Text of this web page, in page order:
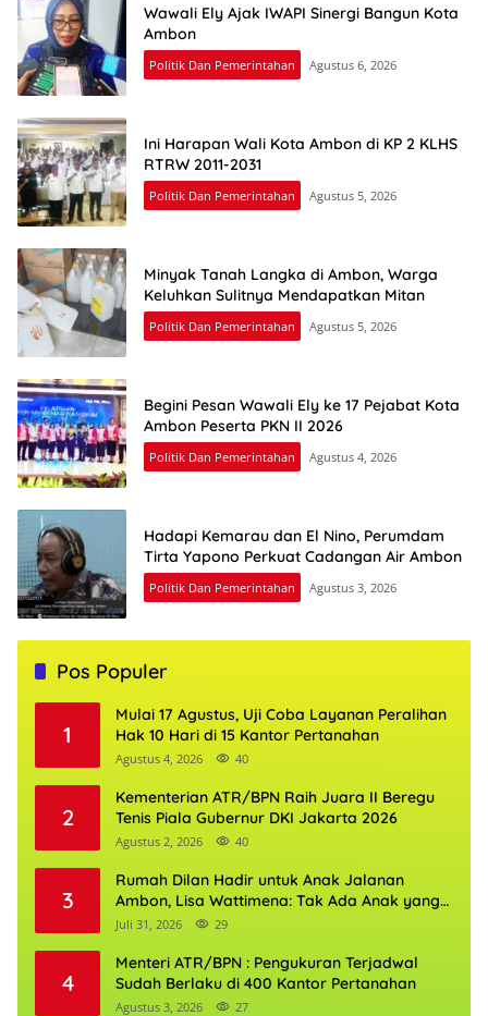
Wawali Ely Ajak IWAPI Sinergi Bangun Kota
Ambon
Politik Dan Pemerintahan Agustus 6, 2026
Ini Harapan Wali Kota Ambon di KP 2 KLHS
RTRW 2011-2031
Politik Dan Pemerintahan Agustus 5, 2026
Minyak Tanah Langka di Ambon, Warga
Keluhkan Sulitnya Mendapatkan Mitan
Politik Dan Pemerintahan Agustus 5, 2026
Begini Pesan Wawali Ely ke 17 Pejabat Kota
Ambon Peserta PKN II 2026
Politik Dan Pemerintahan Agustus 4, 2026
Hadapi Kemarau dan El Nino, Perumdam
Tirta Yapono Perkuat Cadangan Air Ambon
Politik Dan Pemerintahan Agustus 3, 2026
Pos Populer
1
Mulai 17 Agustus, Uji Coba Layanan Peralihan
Hak 10 Hari di 15 Kantor Pertanahan
Agustus 4, 2026 40
2
Kementerian ATR/BPN Raih Juara II Beregu
Tenis Piala Gubernur DKI Jakarta 2026
Agustus 2, 2026 40
3
Rumah Dilan Hadir untuk Anak Jalanan
Ambon, Lisa Wattimena: Tak Ada Anak yang
Boleh Kehilangan Masa Depannya
Juli 31, 2026 29
4
Menteri ATR/BPN : Pengukuran Terjadwal
Sudah Berlaku di 400 Kantor Pertanahan
Agustus 3, 2026 27